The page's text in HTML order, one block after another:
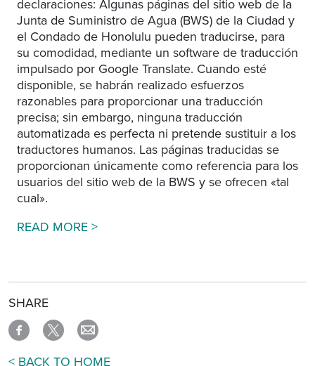
declaraciones: Algunas páginas del sitio web de la
Junta de Suministro de Agua (BWS) de la Ciudad y
el Condado de Honolulu pueden traducirse, para
su comodidad, mediante un software de traducción
impulsado por Google Translate. Cuando esté
disponible, se habrán realizado esfuerzos
razonables para proporcionar una traducción
precisa; sin embargo, ninguna traducción
automatizada es perfecta ni pretende sustituir a los
traductores humanos. Las páginas traducidas se
proporcionan únicamente como referencia para los
usuarios del sitio web de la BWS y se ofrecen «tal
cual».
READ MORE >Google Translation Disclaimer
SHARE
< BACK TO HOME